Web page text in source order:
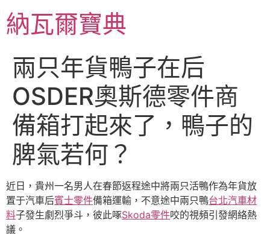
至
主納瓦爾寶典
兩只年貨鴨子在后
OSDER奧斯德零件商
備箱打起來了，鴨子的
脾氣若何？
近日，貴州一名男人在春節返程途中將兩只活鴨作為年貨放
置于汽車后賓士零件備箱運輸，不意途中兩只鴨台北汽車材
料子發生劇烈爭斗，彼此啄Skoda零件咬的視頻引發網絡熱
議。